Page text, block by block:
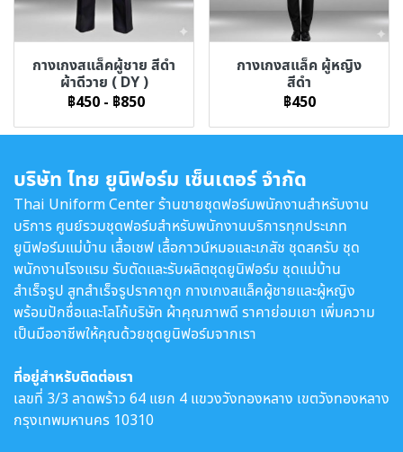
กางเกงสแล็คผู้ชาย สีดำ
ผ้าดีวาย ( DY )
฿450 - ฿850
กางเกงสแล็ค ผู้หญิง
สีดำ
฿450
บริษัท ไทย ยูนิฟอร์ม เซ็นเตอร์ จำกัด
Thai Uniform Center ร้านขายชุดฟอร์มพนักงานสำหรับงาน
บริการ ศูนย์รวมชุดฟอร์มสำหรับพนักงานบริการทุกประเภท
ยูนิฟอร์มแม่บ้าน เสื้อเชฟ เสื้อกาวน์หมอและเภสัช ชุดสครับ ชุด
พนักงานโรงแรม รับตัดและรับผลิตชุดยูนิฟอร์ม ชุดแม่บ้าน
สำเร็จรูป สูทสำเร็จรูปราคาถูก กางเกงสแล็คผู้ชายและผู้หญิง
พร้อมปักชื่อและโลโก้บริษัท ผ้าคุณภาพดี ราคาย่อมเยา เพิ่มความ
เป็นมืออาชีพให้คุณด้วยชุดยูนิฟอร์มจากเรา
ที่อยู่สำหรับติดต่อเรา
เลขที่ 3/3 ลาดพร้าว 64 แยก 4 แขวงวังทองหลาง เขตวังทองหลาง
กรุงเทพมหานคร 10310